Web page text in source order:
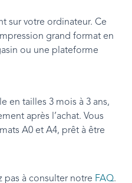
sur votre ordinateur. Ce
grand format en
ou une plateforme
en tailles 3 mois à 3 ans,
après l’achat. Vous
A0 et A4, prêt à être
pas à consulter notre FAQ.